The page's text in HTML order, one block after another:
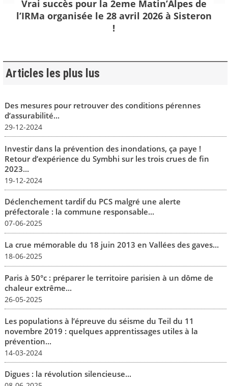
Vrai succès pour la 2eme Matin’Alpes de
l’IRMa organisée le 28 avril 2026 à Sisteron
!
Articles les plus lus
Des mesures pour retrouver des conditions pérennes
d’assurabilité...
29-12-2024
Investir dans la prévention des inondations, ça paye !
Retour d’expérience du Symbhi sur les trois crues de fin
2023...
19-12-2024
Déclenchement tardif du PCS malgré une alerte
préfectorale : la commune responsable...
07-06-2025
La crue mémorable du 18 juin 2013 en Vallées des gaves...
18-06-2025
Paris à 50°c : préparer le territoire parisien à un dôme de
chaleur extrême...
26-05-2025
Les populations à l’épreuve du séisme du Teil du 11
novembre 2019 : quelques apprentissages utiles à la
prévention...
14-03-2024
Digues : la révolution silencieuse...